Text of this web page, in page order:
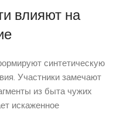
влияют на
синтетическую
Участники замечают
из быта чужих
искаженное